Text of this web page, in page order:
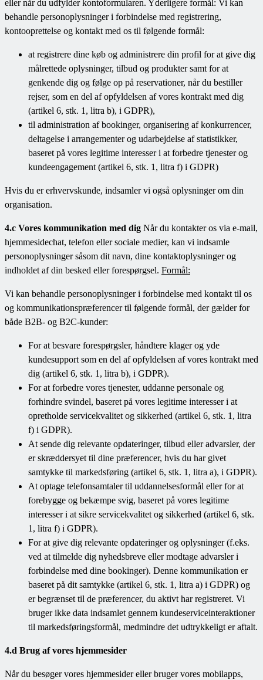
eller når du udfylder kontoformularen. Yderligere formål: Vi kan
behandle personoplysninger i forbindelse med registrering,
kontooprettelse og kontakt med os til følgende formål:
at registrere dine køb og administrere din profil for at give dig
målrettede oplysninger, tilbud og produkter samt for at
genkende dig og følge op på reservationer, når du bestiller
rejser, som en del af opfyldelsen af vores kontrakt med dig
(artikel 6, stk. 1, litra b), i GDPR),
til administration af bookinger, organisering af konkurrencer,
deltagelse i arrangementer og udarbejdelse af statistikker,
baseret på vores legitime interesser i at forbedre tjenester og
kundeengagement (artikel 6, stk. 1, litra f) i GDPR)
Hvis du er erhvervskunde, indsamler vi også oplysninger om din
organisation.
4.c Vores kommunikation med dig Når du kontakter os via e-mail,
hjemmesidechat, telefon eller sociale medier, kan vi indsamle
personoplysninger såsom dit navn, dine kontaktoplysninger og
indholdet af din besked eller forespørgsel. Formål:
Vi kan behandle personoplysninger i forbindelse med kontakt til os
og kommunikationspræferencer til følgende formål, der gælder for
både B2B- og B2C-kunder:
For at besvare forespørgsler, håndtere klager og yde
kundesupport som en del af opfyldelsen af vores kontrakt med
dig (artikel 6, stk. 1, litra b), i GDPR).
For at forbedre vores tjenester, uddanne personale og
forhindre svindel, baseret på vores legitime interesser i at
opretholde servicekvalitet og sikkerhed (artikel 6, stk. 1, litra
f) i GDPR).
At sende dig relevante opdateringer, tilbud eller advarsler, der
er skræddersyet til dine præferencer, hvis du har givet
samtykke til markedsføring (artikel 6, stk. 1, litra a), i GDPR).
At optage telefonsamtaler til uddannelsesformål eller for at
forebygge og bekæmpe svig, baseret på vores legitime
interesser i at sikre servicekvalitet og sikkerhed (artikel 6, stk.
1, litra f) i GDPR).
For at give dig relevante opdateringer og oplysninger (f.eks.
ved at tilmelde dig nyhedsbreve eller modtage advarsler i
forbindelse med dine bookinger). Denne kommunikation er
baseret på dit samtykke (artikel 6, stk. 1, litra a) i GDPR) og
er begrænset til de præferencer, du aktivt har registreret. Vi
bruger ikke data indsamlet gennem kundeserviceinteraktioner
til markedsføringsformål, medmindre det udtrykkeligt er aftalt.
4.d Brug af vores hjemmesider
Når du besøger vores hjemmesider eller bruger vores mobilapps,